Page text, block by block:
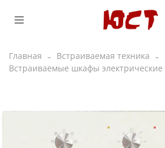
Главная
Встраиваемая техника
Встраиваемые шкафы электрические